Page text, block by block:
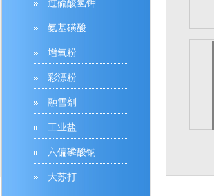
过硫酸氢钾
氨基磺酸
增氧粉
彩漂粉
融雪剂
工业盐
六偏磷酸钠
大苏打